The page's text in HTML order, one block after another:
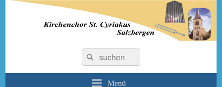
Kirchenchor St. Cyriakus
Salzbergen
Suchen
nach:
Suchen
Menü